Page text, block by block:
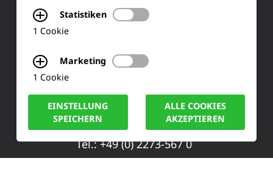
FAQ
KONTAKT
50170 Kerpen
Tel.: +49 (0) 2273-567 0
Statistiken
1 Cookie
Marketing
1 Cookie
EINSTELLUNG
SPEICHERN
ALLE COOKIES
AKZEPTIEREN